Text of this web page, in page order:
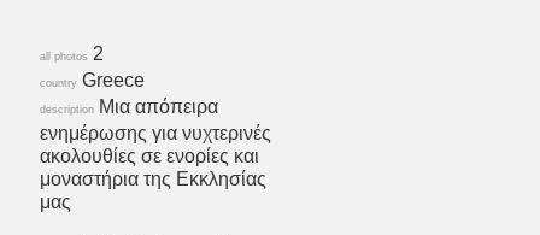
all photos 2
country Greece
description Μια απόπειρα
ενημέρωσης για νυχτερινές
ακολουθίες σε ενορίες και
μοναστήρια της Εκκλησίας
μας